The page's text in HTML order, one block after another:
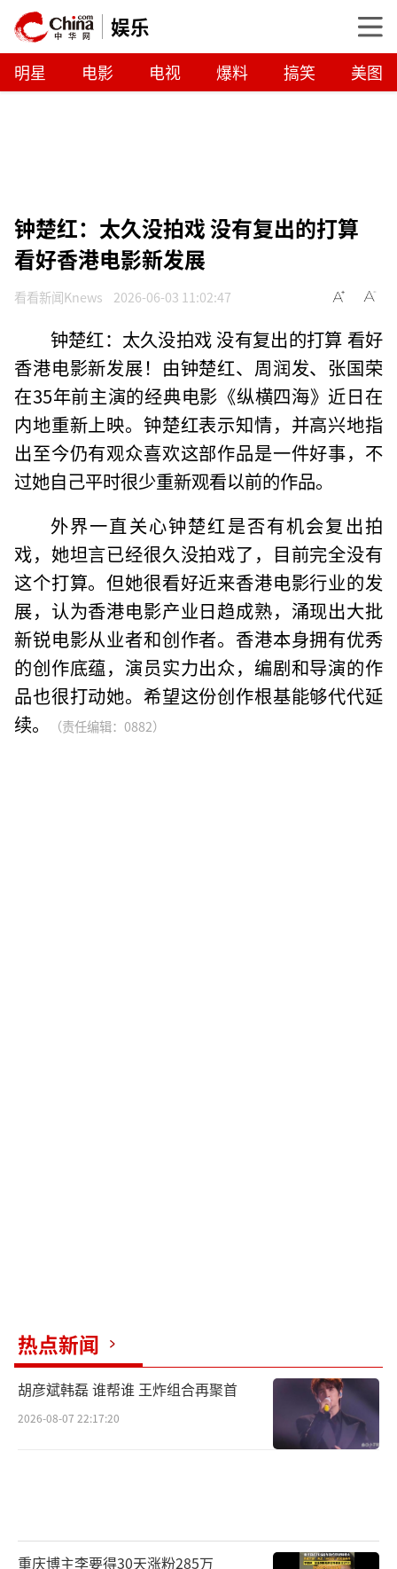
娱乐
明星 电影 电视 爆料 搞笑 美图
钟楚红：太久没拍戏 没有复出的打算
看好香港电影新发展
看看新闻Knews 2026-06-03 11:02:47
钟楚红：太久没拍戏 没有复出的打算 看好
香港电影新发展！由钟楚红、周润发、张国荣
在35年前主演的经典电影《纵横四海》近日在
内地重新上映。钟楚红表示知情，并高兴地指
出至今仍有观众喜欢这部作品是一件好事，不
过她自己平时很少重新观看以前的作品。
外界一直关心钟楚红是否有机会复出拍
戏，她坦言已经很久没拍戏了，目前完全没有
这个打算。但她很看好近来香港电影行业的发
展，认为香港电影产业日趋成熟，涌现出大批
新锐电影从业者和创作者。香港本身拥有优秀
的创作底蕴，演员实力出众，编剧和导演的作
品也很打动她。希望这份创作根基能够代代延
续。
（责任编辑：0882）
热点新闻
胡彦斌韩磊 谁帮谁 王炸组合再聚首
2026-08-07 22:17:20
重庆博主李要得30天涨粉285万